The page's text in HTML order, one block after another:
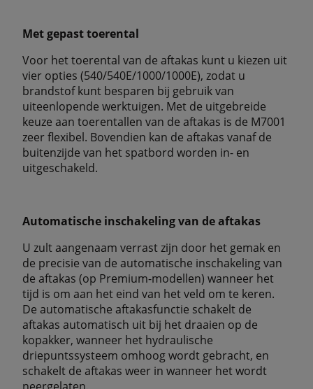
Met gepast toerental
Voor het toerental van de aftakas kunt u kiezen uit
vier opties (540/540E/1000/1000E), zodat u
brandstof kunt besparen bij gebruik van
uiteenlopende werktuigen. Met de uitgebreide
keuze aan toerentallen van de aftakas is de M7001
zeer flexibel. Bovendien kan de aftakas vanaf de
buitenzijde van het spatbord worden in- en
uitgeschakeld.
Automatische inschakeling van de aftakas
U zult aangenaam verrast zijn door het gemak en
de precisie van de automatische inschakeling van
de aftakas (op Premium-modellen) wanneer het
tijd is om aan het eind van het veld om te keren.
De automatische aftakasfunctie schakelt de
aftakas automatisch uit bij het draaien op de
kopakker, wanneer het hydraulische
driepuntssysteem omhoog wordt gebracht, en
schakelt de aftakas weer in wanneer het wordt